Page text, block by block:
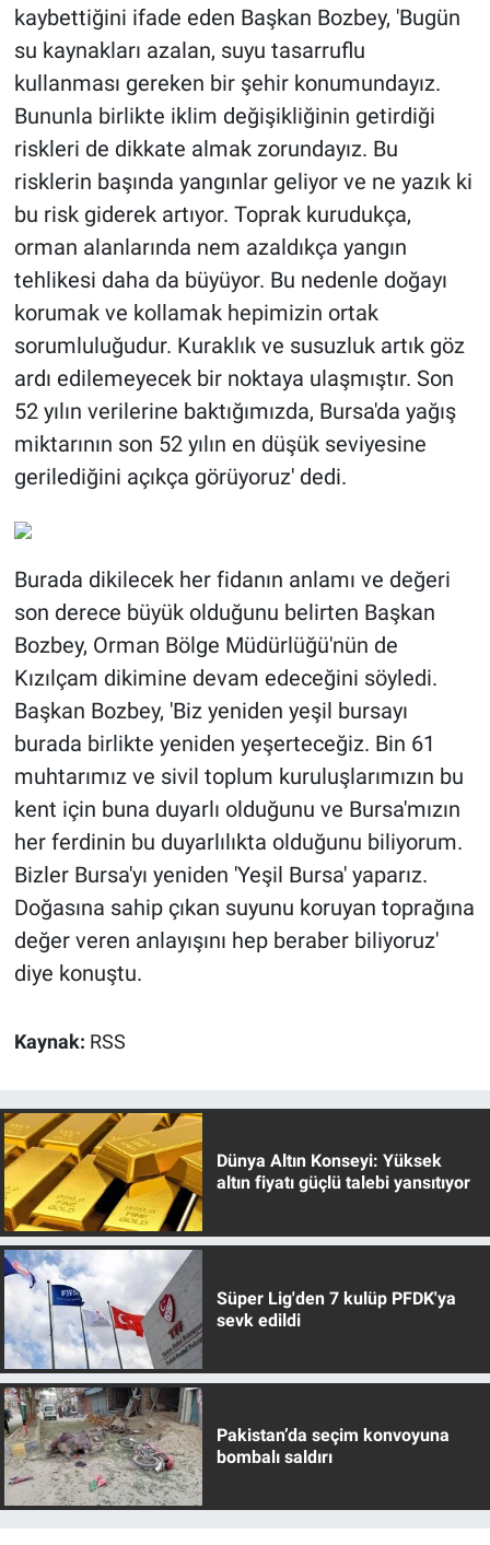
kaybettiğini ifade eden Başkan Bozbey, 'Bugün
su kaynakları azalan, suyu tasarruflu
kullanması gereken bir şehir konumundayız.
Bununla birlikte iklim değişikliğinin getirdiği
riskleri de dikkate almak zorundayız. Bu
risklerin başında yangınlar geliyor ve ne yazık ki
bu risk giderek artıyor. Toprak kurudukça,
orman alanlarında nem azaldıkça yangın
tehlikesi daha da büyüyor. Bu nedenle doğayı
korumak ve kollamak hepimizin ortak
sorumluluğudur. Kuraklık ve susuzluk artık göz
ardı edilemeyecek bir noktaya ulaşmıştır. Son
52 yılın verilerine baktığımızda, Bursa'da yağış
miktarının son 52 yılın en düşük seviyesine
gerilediğini açıkça görüyoruz' dedi.
Burada dikilecek her fidanın anlamı ve değeri
son derece büyük olduğunu belirten Başkan
Bozbey, Orman Bölge Müdürlüğü'nün de
Kızılçam dikimine devam edeceğini söyledi.
Başkan Bozbey, 'Biz yeniden yeşil bursayı
burada birlikte yeniden yeşerteceğiz. Bin 61
muhtarımız ve sivil toplum kuruluşlarımızın bu
kent için buna duyarlı olduğunu ve Bursa'mızın
her ferdinin bu duyarlılıkta olduğunu biliyorum.
Bizler Bursa'yı yeniden 'Yeşil Bursa' yaparız.
Doğasına sahip çıkan suyunu koruyan toprağına
değer veren anlayışını hep beraber biliyoruz'
diye konuştu.
Kaynak: RSS
Dünya Altın Konseyi: Yüksek
altın fiyatı güçlü talebi yansıtıyor
Süper Lig'den 7 kulüp PFDK'ya
sevk edildi
Pakistan’da seçim konvoyuna
bombalı saldırı